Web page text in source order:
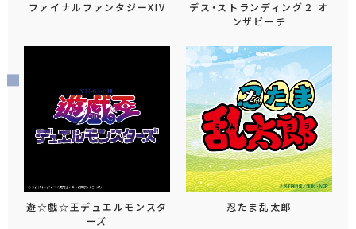
ファイナルファンタジーXIV
デス・ストランディング２ オ
ンザビーチ
遊☆戯☆王デュエルモンスタ
ーズ
忍たま乱太郎
ドラゴンクエスト ファイナルファンタジーXIV スーパー
アオのハコ ドラえもん